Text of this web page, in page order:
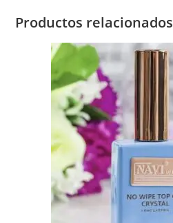
Productos relacionados